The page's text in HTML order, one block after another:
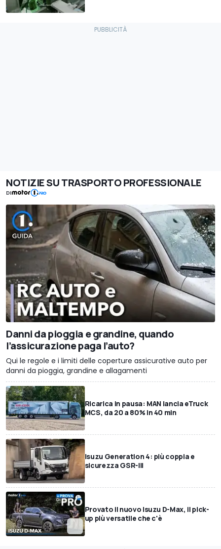
NOTIZIE SU TRASPORTO PROFESSIONALE
DI
Danni da pioggia e grandine, quando
l’assicurazione paga l’auto?
Qui le regole e i limiti delle coperture assicurative auto per
danni da pioggia, grandine e allagamenti
Ricarica in pausa: MAN lancia eTruck
MCS, da 20 a 80% in 40 min
Isuzu Generation 4: più coppia e
sicurezza GSR-III
Provato il nuovo Isuzu D-Max, il pick-
up più versatile che c'è